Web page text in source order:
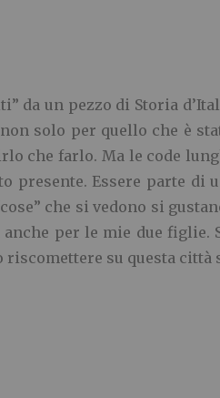
da un pezzo di Storia
solo per quello che è
che farlo. Ma le code
Essere parte di
che si vedono si
anche per le mie due
su questa città